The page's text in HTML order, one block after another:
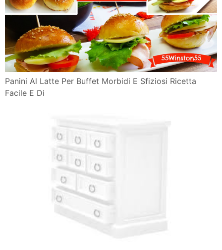
Panini Al Latte Per Buffet Morbidi E Sfiziosi Ricetta
Facile E Di